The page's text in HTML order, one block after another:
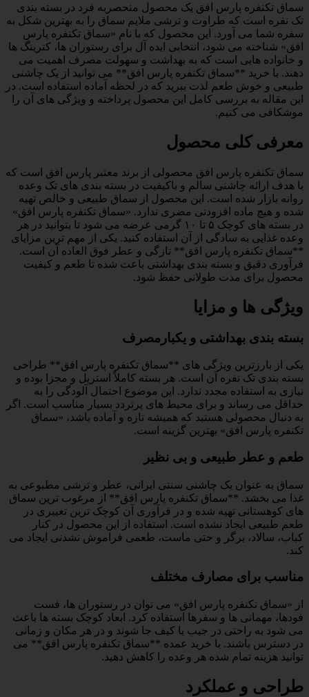
سماق تکنفره پارس افق یک محصول منحصربه فرد در بسته بندی
تک نفره است که طراوت و ترشی ملایم سماق را به بهترین شکل به
سفره شما می آورد. این محصول که با نام «سماق تکنفره پارس
افق» شناخته می شود، انتخابی ایده آل برای رستوران ها، کترینگ ها
و خانواده هایی است که به بهداشت و سهولت مصرف اهمیت می
دهند. با خرید **سماق تکنفره پارس افق** می توانید از یک چاشنی
طبیعی و خوش طعم لذت ببرید که در لحظه آماده استفاده است. در
این مقاله به بررسی کامل این محصول پرداخته و ویژگی های آن را
موشکافی می کنیم.
معرفی کلی محصول
سماق تکنفره پارس افق محصولی از برند معتبر پارس افق است که
با هدف ارائه چاشنی سالم و باکیفیت در بسته بندی های تک وعده
روانه بازار شده است. این محصول از سماق طبیعی و خالص تهیه
شده و هیچ ماده افزودنی مضری ندارد. «سماق تکنفره پارس افق»
در بسته های کوچک ۵ تا ۱۰ گرمی عرضه می شود تا بتوانید در هر
وعده غذایی به سادگی از آن استفاده کنید. یکی از مهم ترین مزایای
**سماق تکنفره پارس افق** تازگی و عطر فوق العاده آن است.
فرآوری دقیق و بسته بندی بهداشتی باعث شده تا طعم و کیفیت
محصول برای مدت طولانی حفظ شود.
ویژگی ها و مزایا
بسته بندی بهداشتی و یکبارمصرف
یکی از بارزترین ویژگی های **سماق تکنفره پارس افق** طراحی
بسته بندی تک نفره آن است. هر بسته کاملاً استریل و مجزا بوده و
نیازی به استفاده مجدد ندارد. این موضوع احتمال آلودگی را به
حداقل می رساند و برای محیط های پرتردد بسیار مناسب است. اگر
به دنبال محصولی هستید که همیشه تازه و آماده باشد، «سماق
تکنفره پارس افق» بهترین گزینه است.
طعم و عطر طبیعی و بی نظیر
سماق به عنوان یک چاشنی سنتی ایرانی، عطر و ترشی مطبوعی به
غذا می بخشد. **سماق تکنفره پارس افق** از مرغوب ترین سماق
های کوهستانی تهیه شده و در فرآوری آن کوچک ترین تغییری در
طعم طبیعی ایجاد نشده است. استفاده از این محصول در کنار
کباب، سالاد، برگر و حتی ماست، طعمی فراموش نشدنی ایجاد می
کند.
مناسب برای مصارف مختلف
از «سماق تکنفره پارس افق» می توان در رستوران ها، فست
فودها، مهمانی ها و سفرها استفاده کرد. ابعاد کوچک بسته ها باعث
می شود به راحتی در جیب یا کیف جا شوند و در هر مکان و زمانی
در دسترس باشند. با خرید عمده **سماق تکنفره پارس افق** می
توانید هزینه تمام شده هر وعده را کاهش دهید.
طراحی و عملکرد